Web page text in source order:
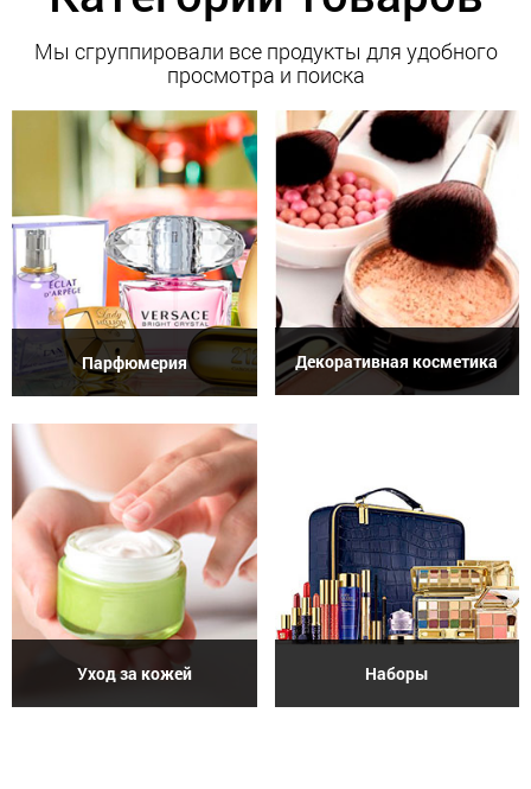
Мы сгруппировали все продукты для удобного
просмотра и поиска
Парфюмерия Декоративная косметика
Уход за кожей Наборы